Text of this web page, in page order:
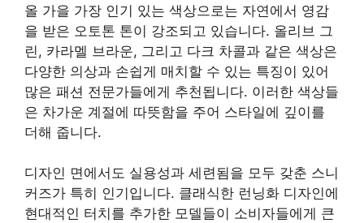
올 가을 가장 인기 있는 색상으로는 자연에서 영감
을 받은 오토톤 톤이 강조되고 있습니다. 올리브 그
린, 카라멜 브라운, 그리고 다크 차콜과 같은 색상은
다양한 의상과 손쉽게 매치할 수 있는 특징이 있어
많은 패션 전문가들에게 추천됩니다. 이러한 색상들
은 차가운 계절에 따뜻함을 주어 스타일에 깊이를
더해 줍니다.
디자인 면에서도 실용성과 세련됨을 모두 갖춘 스니
커즈가 특히 인기입니다. 클래식한 런닝화 디자인에
현대적인 터치를 추가한 모델들이 소비자들에게 큰